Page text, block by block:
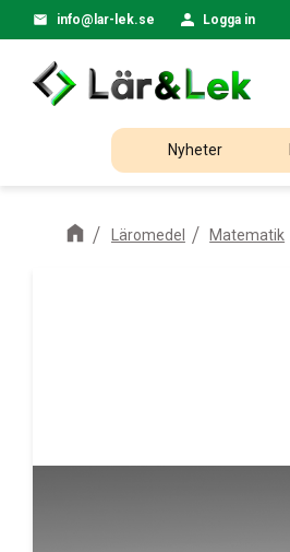
info@lar-lek.se Logga in
Nyheter
Läromedel Matematik